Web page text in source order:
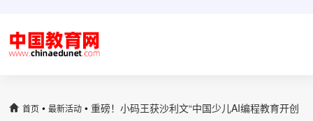
首页 • 最新活动 • 重磅！小码王获沙利文“中国少儿AI编程教育开创